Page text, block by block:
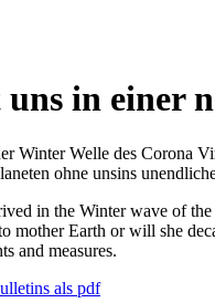
in einer
Winter Welle des Corona
ohne unsins
in the Winter wave of
Earth or will she
and measures.
als pdf